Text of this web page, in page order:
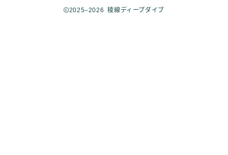
2025–2026 稜線ディープダイブ